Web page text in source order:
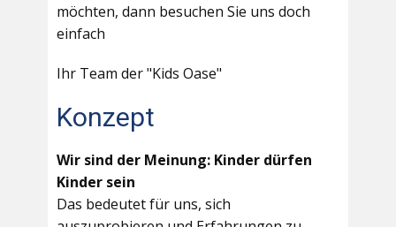
möchten, dann besuchen Sie uns doch
einfach
Ihr Team der "Kids Oase"
Konzept
Wir sind der Meinung: Kinder dürfen
Kinder sein
Das bedeutet für uns, sich